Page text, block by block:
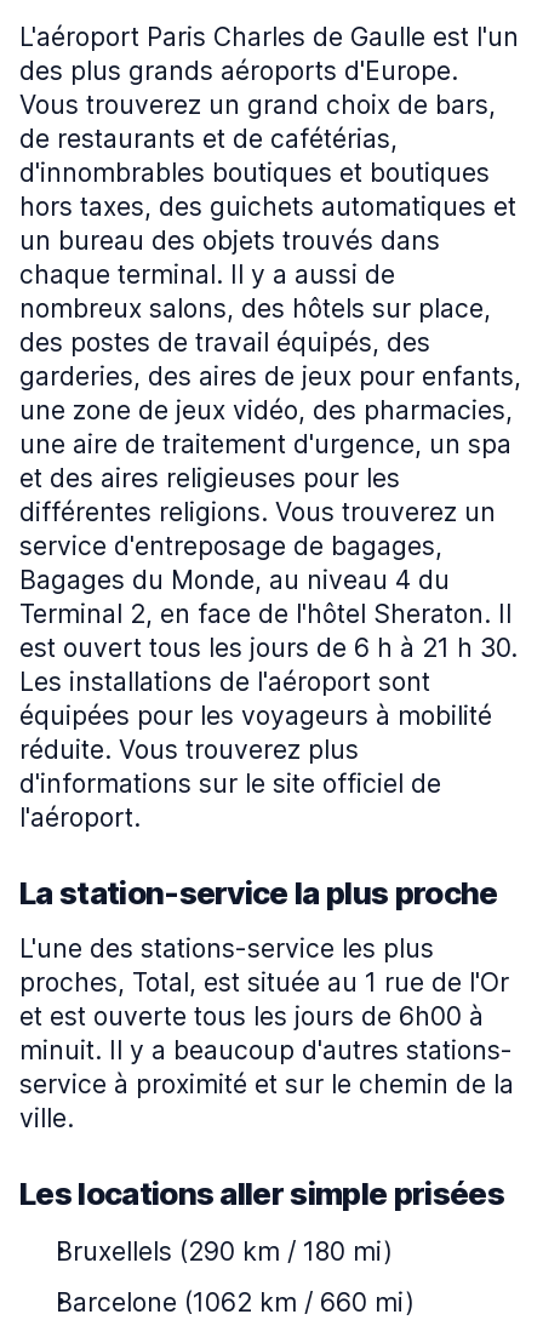
L'aéroport Paris Charles de Gaulle est l'un
des plus grands aéroports d'Europe.
Vous trouverez un grand choix de bars,
de restaurants et de cafétérias,
d'innombrables boutiques et boutiques
hors taxes, des guichets automatiques et
un bureau des objets trouvés dans
chaque terminal. Il y a aussi de
nombreux salons, des hôtels sur place,
des postes de travail équipés, des
garderies, des aires de jeux pour enfants,
une zone de jeux vidéo, des pharmacies,
une aire de traitement d'urgence, un spa
et des aires religieuses pour les
différentes religions. Vous trouverez un
service d'entreposage de bagages,
Bagages du Monde, au niveau 4 du
Terminal 2, en face de l'hôtel Sheraton. Il
est ouvert tous les jours de 6 h à 21 h 30.
Les installations de l'aéroport sont
équipées pour les voyageurs à mobilité
réduite. Vous trouverez plus
d'informations sur le site officiel de
l'aéroport.
La station-service la plus proche
L'une des stations-service les plus
proches, Total, est située au 1 rue de l'Or
et est ouverte tous les jours de 6h00 à
minuit. Il y a beaucoup d'autres stations-
service à proximité et sur le chemin de la
ville.
Les locations aller simple prisées
Bruxellels (290 km / 180 mi)
Barcelone (1062 km / 660 mi)